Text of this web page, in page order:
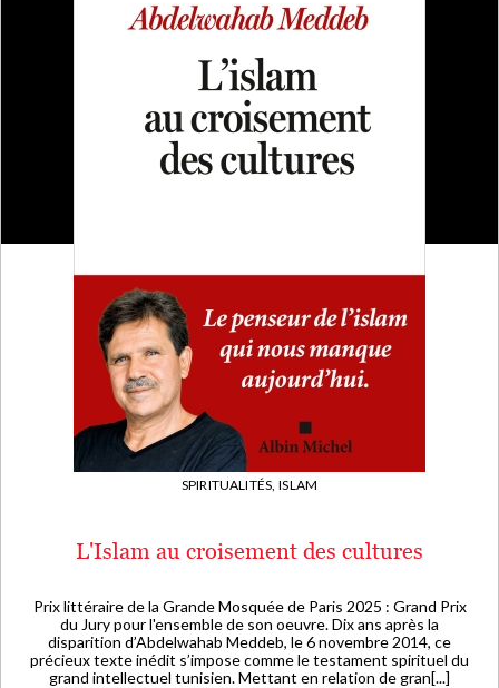
SPIRITUALITÉS, ISLAM
L'Islam au croisement des cultures
Prix littéraire de la Grande Mosquée de Paris 2025 : Grand Prix
du Jury pour l'ensemble de son oeuvre. Dix ans après la
disparition d’Abdelwahab Meddeb, le 6 novembre 2014, ce
précieux texte inédit s’impose comme le testament spirituel du
grand intellectuel tunisien. Mettant en relation de gran[...]